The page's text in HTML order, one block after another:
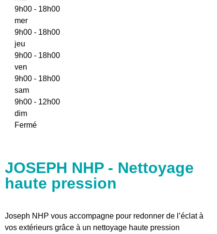
9h00 - 18h00
mer
9h00 - 18h00
jeu
9h00 - 18h00
ven
9h00 - 18h00
sam
9h00 - 12h00
dim
Fermé
JOSEPH NHP - Nettoyage
haute pression
Joseph NHP vous accompagne pour redonner de l’éclat à
vos extérieurs grâce à un nettoyage haute pression